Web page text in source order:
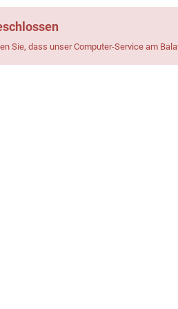
Sie, dass unser Computer-Service am